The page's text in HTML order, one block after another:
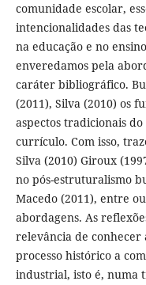
comunidade escolar,
intencionalidades das
na educação e no
enveredamos pela
caráter bibliográfico.
(2011), Silva (2010) os
aspectos tradicionais
currículo. Com isso,
Silva (2010) Giroux
no pós-estruturalismo
Macedo (2011), entre
abordagens. As
relevância de conhecer
processo histórico a
industrial, isto é, numa